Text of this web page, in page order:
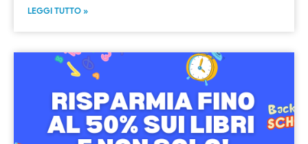
LEGGI TUTTO »